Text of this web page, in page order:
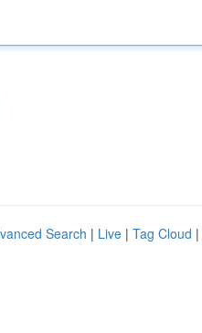
Search | Live | Tag Cloud |